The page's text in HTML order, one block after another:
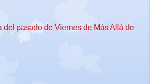
del pasado de Viernes de Más Allá de